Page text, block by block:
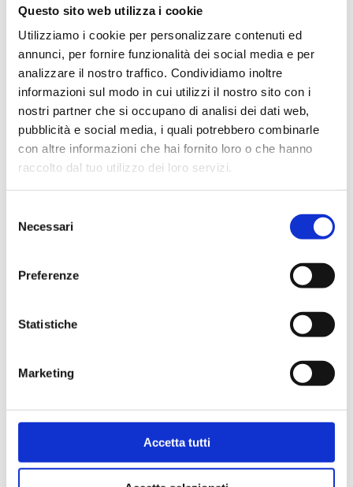
Questo sito web utilizza i cookie
Utilizziamo i cookie per personalizzare contenuti ed
annunci, per fornire funzionalità dei social media e per
analizzare il nostro traffico. Condividiamo inoltre
informazioni sul modo in cui utilizzi il nostro sito con i
nostri partner che si occupano di analisi dei dati web,
pubblicità e social media, i quali potrebbero combinarle
con altre informazioni che hai fornito loro o che hanno
raccolto dal tuo utilizzo dei loro servizi.
delNecessari
Preferenze
Statistiche
Marketing
Accetta tutti
Carta Filigranata CCIAA